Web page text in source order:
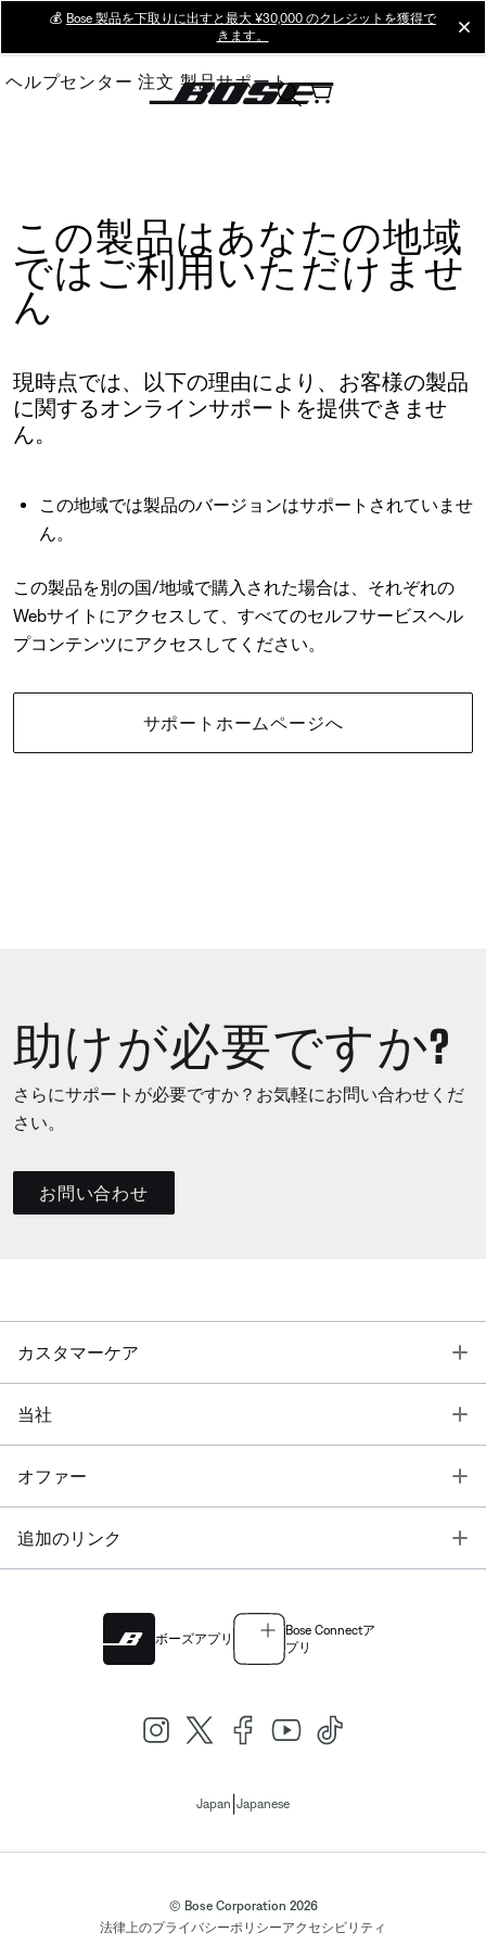
Main
💰 Bose 製品を下取りに出すと最大 ¥30,000 のクレジットを獲得で
きます。
ヘルプセンター 注文 製品サポート
この製品はあなたの地域
ではご利用いただけませ
ん
現時点では、以下の理由により、お客様の製品
に関するオンラインサポートを提供できませ
ん。
この地域では製品のバージョンはサポートされていませ
ん。
この製品を別の国/地域で購入された場合は、それぞれの
Webサイトにアクセスして、すべてのセルフサービスヘル
プコンテンツにアクセスしてください。
サポートホームページへ
助けが必要ですか?
さらにサポートが必要ですか？お気軽にお問い合わせくだ
さい。
お問い合わせ
カスタマーケア
当社
オファー
追加のリンク
ボーズアプリ
Bose Connectア
プリ
Japan Japanese
© Bose Corporation 2026
法律上のプライバシーポリシーアクセシビリティ